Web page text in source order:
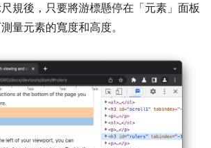
規後，只要將游標懸停在「元素」 面板
量元素的寬度和高度。